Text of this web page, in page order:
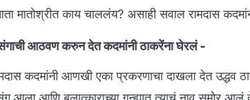
मातोश्रीत काय चाललंय? असाही सवाल रामदास
आठवण करुन देत कदमांनी ठाकरेंना घेरलं -
कदमांनी आणखी एका प्रकरणाचा दाखला देत उद्धव